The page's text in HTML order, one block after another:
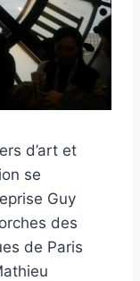
d’art et
se
Guy
des
de Paris